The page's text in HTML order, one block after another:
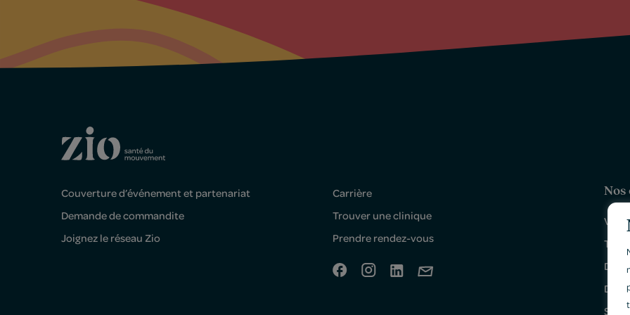
Couverture d’événement et partenariat
Demande de commandite
Joignez le réseau Zio
Carrière
Trouver une clinique
Prendre rendez-vous